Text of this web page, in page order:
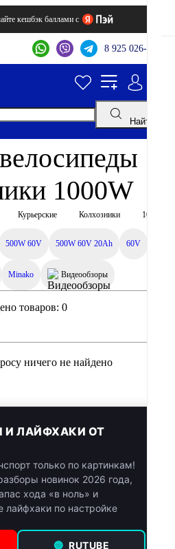
кешбэк баллами с
8 925 026-44-22
Найти
1000W
Курьерские Колхозники 1000W
500W 60V 500W 60V 20Ah 60V
Minako Видеообзоры
товаров: 0
ничего не найдено
И ЛАЙФХАКИ ОТ
только по картинкам!
новинок 2026 года,
хода «в ноль» и
лайфхаки по настройке
🔵 RUTUBE